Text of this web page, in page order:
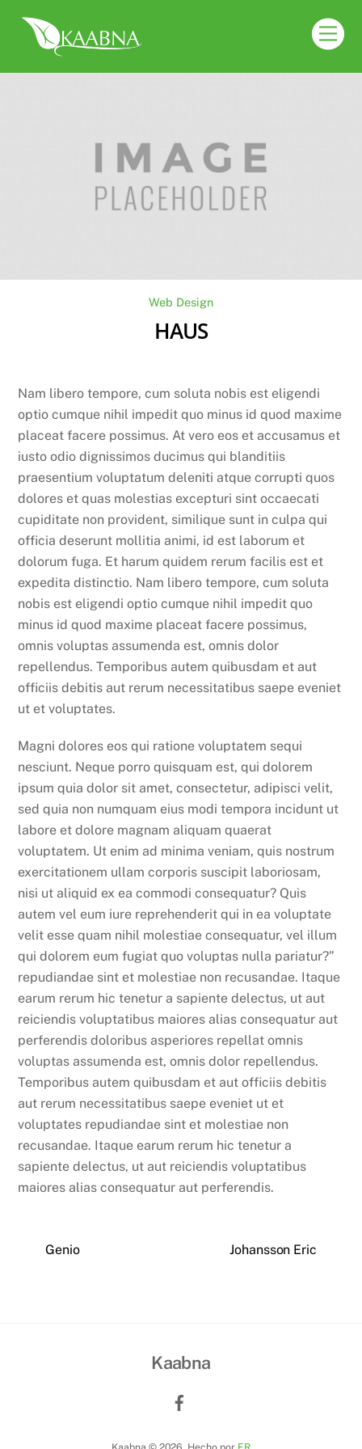
content
Web Design
HAUS
Nam libero tempore, cum soluta nobis est eligendi
optio cumque nihil impedit quo minus id quod maxime
placeat facere possimus. At vero eos et accusamus et
iusto odio dignissimos ducimus qui blanditiis
praesentium voluptatum deleniti atque corrupti quos
dolores et quas molestias excepturi sint occaecati
cupiditate non provident, similique sunt in culpa qui
officia deserunt mollitia animi, id est laborum et
dolorum fuga. Et harum quidem rerum facilis est et
expedita distinctio. Nam libero tempore, cum soluta
nobis est eligendi optio cumque nihil impedit quo
minus id quod maxime placeat facere possimus,
omnis voluptas assumenda est, omnis dolor
repellendus. Temporibus autem quibusdam et aut
officiis debitis aut rerum necessitatibus saepe eveniet
ut et voluptates.
Magni dolores eos qui ratione voluptatem sequi
nesciunt. Neque porro quisquam est, qui dolorem
ipsum quia dolor sit amet, consectetur, adipisci velit,
sed quia non numquam eius modi tempora incidunt ut
labore et dolore magnam aliquam quaerat
voluptatem. Ut enim ad minima veniam, quis nostrum
exercitationem ullam corporis suscipit laboriosam,
nisi ut aliquid ex ea commodi consequatur? Quis
autem vel eum iure reprehenderit qui in ea voluptate
velit esse quam nihil molestiae consequatur, vel illum
qui dolorem eum fugiat quo voluptas nulla pariatur?”
repudiandae sint et molestiae non recusandae. Itaque
earum rerum hic tenetur a sapiente delectus, ut aut
reiciendis voluptatibus maiores alias consequatur aut
perferendis doloribus asperiores repellat omnis
voluptas assumenda est, omnis dolor repellendus.
Temporibus autem quibusdam et aut officiis debitis
aut rerum necessitatibus saepe eveniet ut et
voluptates repudiandae sint et molestiae non
recusandae. Itaque earum rerum hic tenetur a
sapiente delectus, ut aut reiciendis voluptatibus
maiores alias consequatur aut perferendis.
Genio Johansson Eric
Kaabna